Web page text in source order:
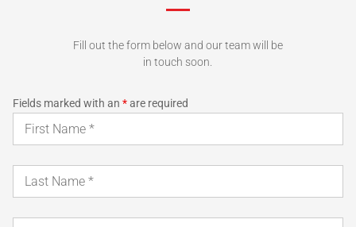
Fill out the form below and our team will be
in touch soon.
Fields marked with an *are required